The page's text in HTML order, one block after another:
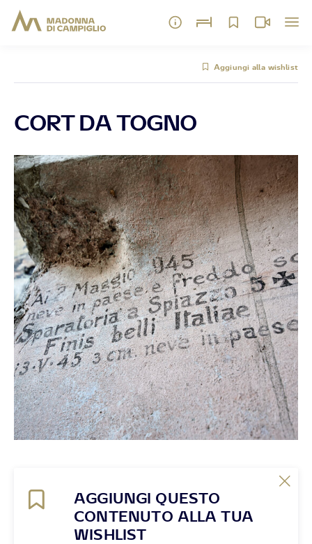
Aggiungi alla wishlist
CORT DA TOGNO
AGGIUNGI QUESTO
CONTENUTO ALLA TUA
WISHLIST